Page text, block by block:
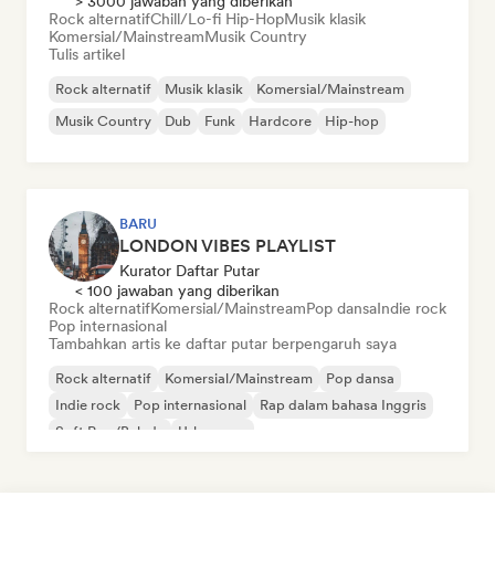
Rock alternatifChill/Lo-fi Hip-HopMusik klasik
Komersial/MainstreamMusik Country
Tulis artikel
Rock alternatif Musik klasik
Komersial/Mainstream
Musik Country
Dub Funk Hardcore Hip-hop
BARU
LONDON VIBES PLAYLIST
Kurator Daftar Putar
< 100 jawaban yang diberikan
Rock alternatifKomersial/MainstreamPop dansaIndie rock
Pop internasional
Tambahkan artis ke daftar putar berpengaruh saya
Rock alternatif Komersial/Mainstream
Pop dansa
Indie rock
Pop internasional
Rap dalam bahasa Inggris
Soft Pop/Balada
Urban pop